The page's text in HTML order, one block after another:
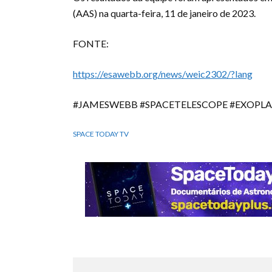
(AAS) na quarta-feira, 11 de janeiro de 2023.
FONTE:
https://esawebb.org/news/weic2302/?lang
#JAMESWEBB #SPACETELESCOPE
SPACE TODAY TV